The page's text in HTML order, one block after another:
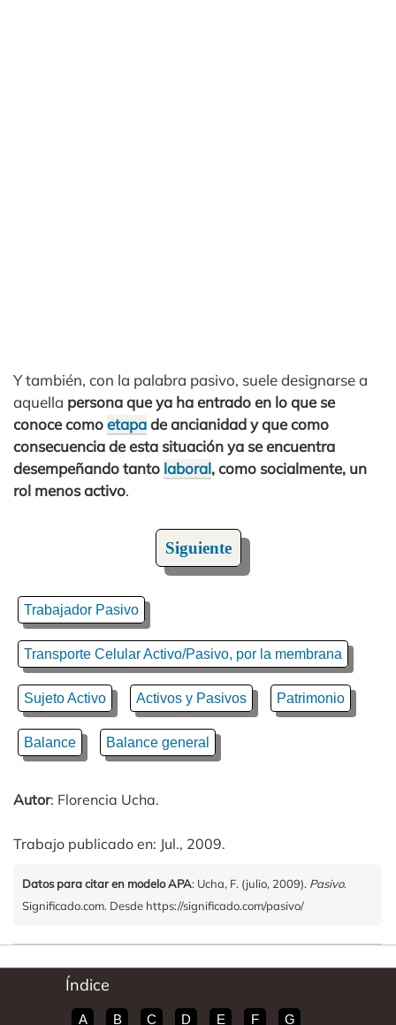
Y también, con la palabra pasivo, suele designarse a
aquella persona que ya ha entrado en lo que se
conoce comoetapade ancianidad y que como
consecuencia de esta situación ya se encuentra
desempeñando tanto laboral, como socialmente, un
rol menos activo.
Siguiente
Trabajador Pasivo
Transporte Celular Activo/Pasivo, por la membrana
Sujeto Activo Activos y Pasivos Patrimonio
Balance Balance general
Autor: Florencia Ucha.
Trabajo publicado en: Jul., 2009.
Datos para citar en modelo APA: Ucha, F. (julio, 2009). Pasivo.
Significado.com. Desde https://significado.com/pasivo/
Índice
A B C D E F G